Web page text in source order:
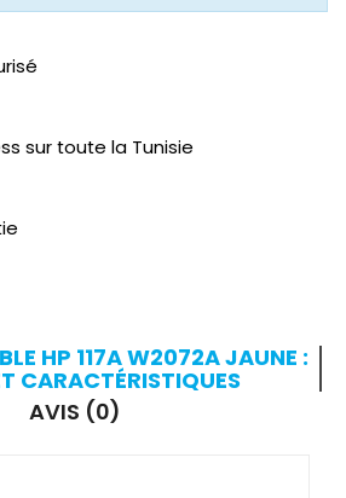
sur toute la Tunisie
HP 117A W2072A JAUNE :
CARACTÉRISTIQUES
AVIS (0)